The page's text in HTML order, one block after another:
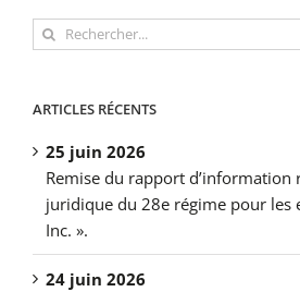
Rechercher:
ARTICLES RÉCENTS
25 juin 2026
Remise du rapport d’information
juridique du 28e régime pour les
Inc. ».
24 juin 2026